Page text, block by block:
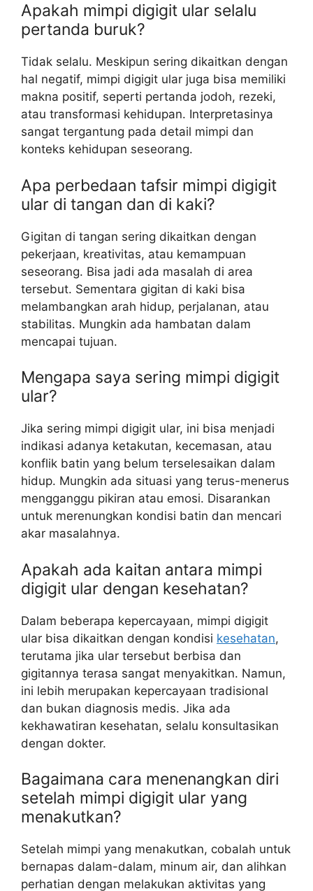
Apakah mimpi digigit ular selalu
pertanda buruk?
Tidak selalu. Meskipun sering dikaitkan dengan
hal negatif, mimpi digigit ular juga bisa memiliki
makna positif, seperti pertanda jodoh, rezeki,
atau transformasi kehidupan. Interpretasinya
sangat tergantung pada detail mimpi dan
konteks kehidupan seseorang.
Apa perbedaan tafsir mimpi digigit
ular di tangan dan di kaki?
Gigitan di tangan sering dikaitkan dengan
pekerjaan, kreativitas, atau kemampuan
seseorang. Bisa jadi ada masalah di area
tersebut. Sementara gigitan di kaki bisa
melambangkan arah hidup, perjalanan, atau
stabilitas. Mungkin ada hambatan dalam
mencapai tujuan.
Mengapa saya sering mimpi digigit
ular?
Jika sering mimpi digigit ular, ini bisa menjadi
indikasi adanya ketakutan, kecemasan, atau
konflik batin yang belum terselesaikan dalam
hidup. Mungkin ada situasi yang terus-menerus
mengganggu pikiran atau emosi. Disarankan
untuk merenungkan kondisi batin dan mencari
akar masalahnya.
Apakah ada kaitan antara mimpi
digigit ular dengan kesehatan?
Dalam beberapa kepercayaan, mimpi digigit
ular bisa dikaitkan dengan kondisi kesehatan,
terutama jika ular tersebut berbisa dan
gigitannya terasa sangat menyakitkan. Namun,
ini lebih merupakan kepercayaan tradisional
dan bukan diagnosis medis. Jika ada
kekhawatiran kesehatan, selalu konsultasikan
dengan dokter.
Bagaimana cara menenangkan diri
setelah mimpi digigit ular yang
menakutkan?
Setelah mimpi yang menakutkan, cobalah untuk
bernapas dalam-dalam, minum air, dan alihkan
perhatian dengan melakukan aktivitas yang